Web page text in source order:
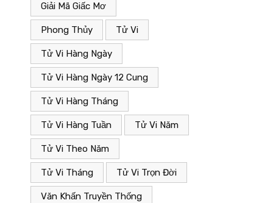
Giải Mã Giấc Mơ
25/11/2022
Giải mã giấc mơ liên quan đến “Vui”.
Giải Mã Giấc Mơ
Phong Thủy Tử Vi
Tử Vi Hàng Ngày
Tử Vi Hàng Ngày 12 Cung
Tử Vi Hàng Tháng
Tử Vi Hàng Tuần Tử Vi Năm
Tử Vi Theo Năm
Tử Vi Tháng Tử Vi Trọn Đời
Văn Khấn Truyền Thống